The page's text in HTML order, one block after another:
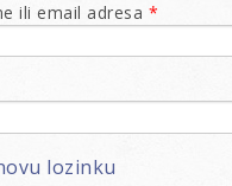
ili email adresa *
lozinku